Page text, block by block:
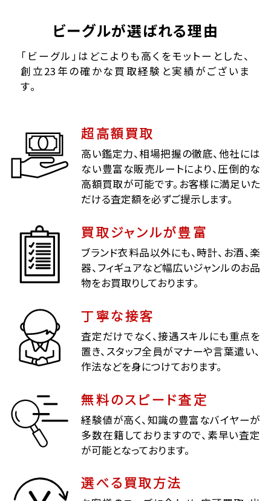
ビーグルが選ばれる理由
「ビーグル」はどこよりも高くをモットーとした、
創立23年の確かな買取経験と実績がございま
す。
超高額買取
高い鑑定力、相場把握の徹底、他社には
ない豊富な販売ルートにより、圧倒的な
高額買取が可能です。お客様に満足いた
だける査定額を必ずご提示します。
買取ジャンルが豊富
ブランド衣料品以外にも、時計、お酒、楽
器、フィギュアなど幅広いジャンルのお品
物をお買取りしております。
丁寧な接客
査定だけでなく、接遇スキルにも重点を
置き、スタッフ全員がマナーや言葉遣い、
作法などを身につけております。
無料のスピード査定
経験値が高く、知識の豊富なバイヤーが
多数在籍しておりますので、素早い査定
が可能となっております。
選べる買取方法